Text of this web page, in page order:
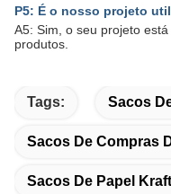
P5: É o nosso projeto
A5: Sim, o seu projeto
produtos.
Tags: Sacos
Sacos De Compras
Sacos De Papel